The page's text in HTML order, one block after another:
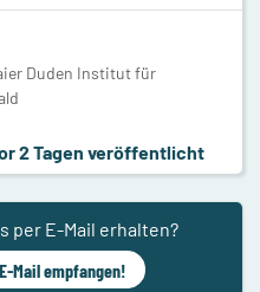
Duden Institut für
2 Tagen veröffentlicht
per E-Mail erhalten?
Mail empfangen!